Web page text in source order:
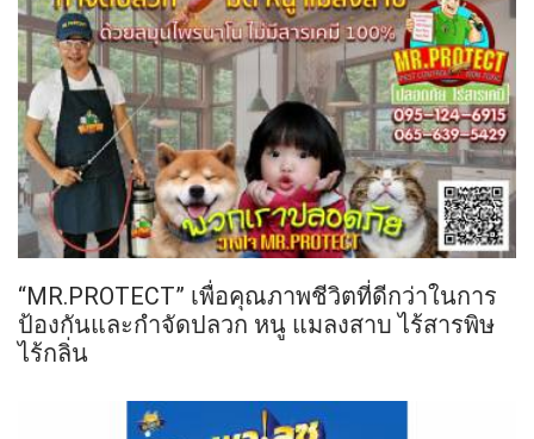
“MR.PROTECT” เพื่อคุณภาพชีวิตที่ดีกว่าในการ
ป้องกันและกำจัดปลวก หนู แมลงสาบ ไร้สารพิษ
ไร้กลิ่น